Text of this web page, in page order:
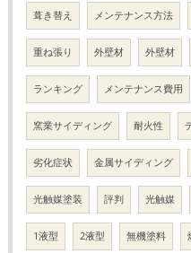
葺き替え メンテナンス方法
重ね張り 外壁材 外壁材
ランキング メンテナンス費用
窯業サイディング 耐火性
劣化症状 金属サイディング
光触媒塗装 評判 光触媒
1液型 2液型 無機塗料